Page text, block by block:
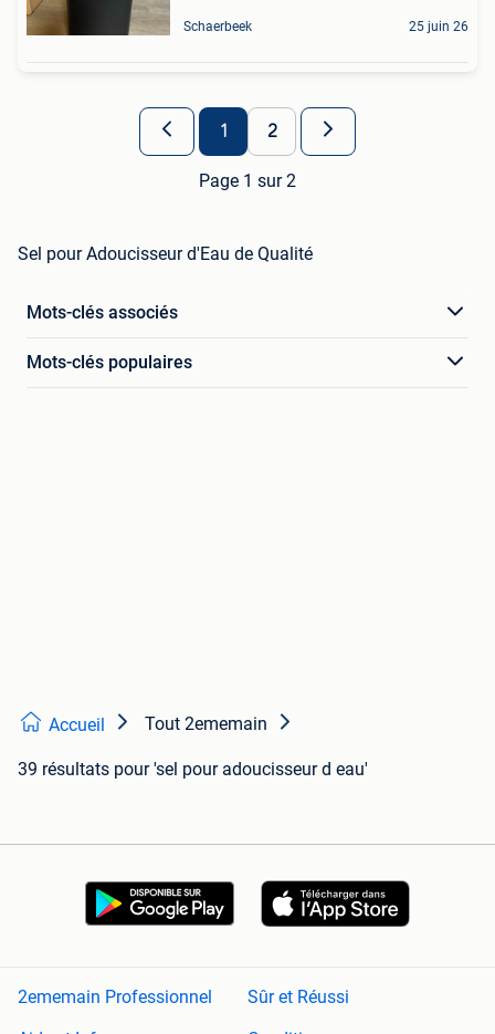
Schaerbeek 25 juin 26
1 2
Page 1 sur 2
Sel pour Adoucisseur d'Eau de Qualité
Mots-clés associés
Mots-clés populaires
Accueil Tout 2ememain
39 résultats pour 'sel pour adoucisseur d eau'
2ememain Professionnel
Sûr et Réussi